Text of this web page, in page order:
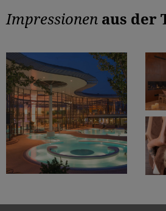
Impressionen aus der